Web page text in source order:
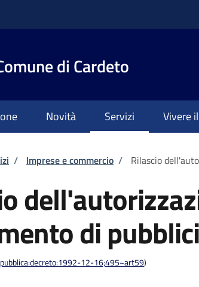
di Cardeto
Novità Servizi Vivere
di pane
/ Imprese e commercio / Rilascio
di
12-16;495~art59)